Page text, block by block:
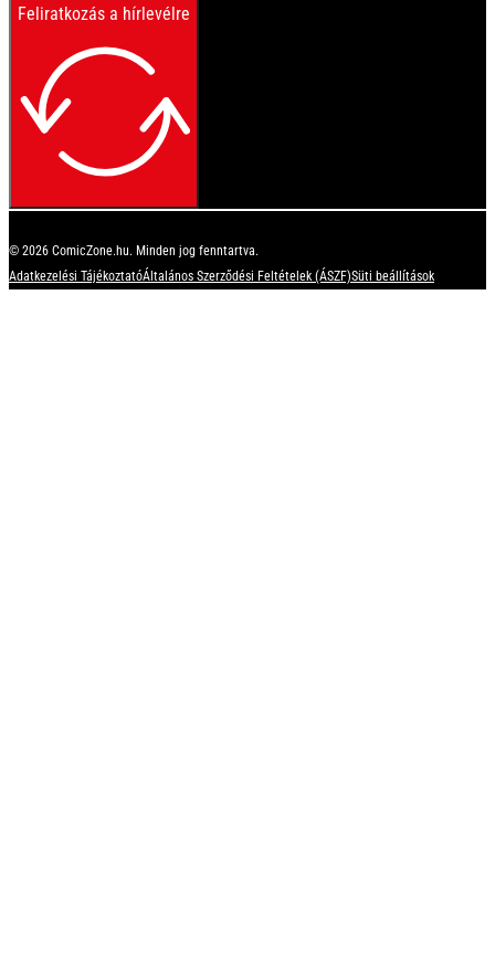
Feliratkozás a hírlevélre
© 2026 ComicZone.hu. Minden jog fenntartva.
Adatkezelési TájékoztatóÁltalános Szerződési Feltételek (ÁSZF)Süti beállítások